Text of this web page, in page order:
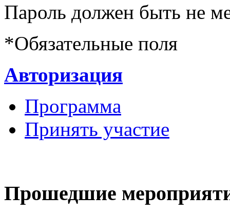
Пароль должен быть не
*Обязательные поля
Авторизация
Программа
Принять участие
Прошедшие